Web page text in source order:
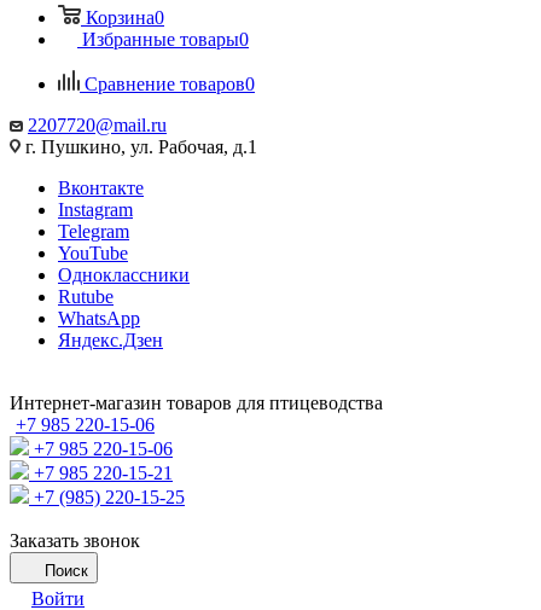
Корзина0
Избранные товары0
Сравнение товаров0
2207720@mail.ru
г. Пушкино, ул. Рабочая, д.1
Вконтакте
Instagram
Telegram
YouTube
Одноклассники
Rutube
WhatsApp
Яндекс.Дзен
Интернет-магазин товаров для птицеводства
+7 985 220-15-06
+7 985 220-15-06
+7 985 220-15-21
+7 (985) 220-15-25
Заказать звонок
Поиск
Войти